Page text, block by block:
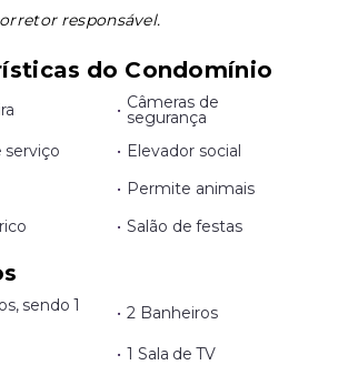
responsável.
do Condomínio
• Câmeras de
segurança
serviço • Elevador social
• Permite animais
• Salão de festas
sendo 1 • 2 Banheiros
• 1 Sala de TV